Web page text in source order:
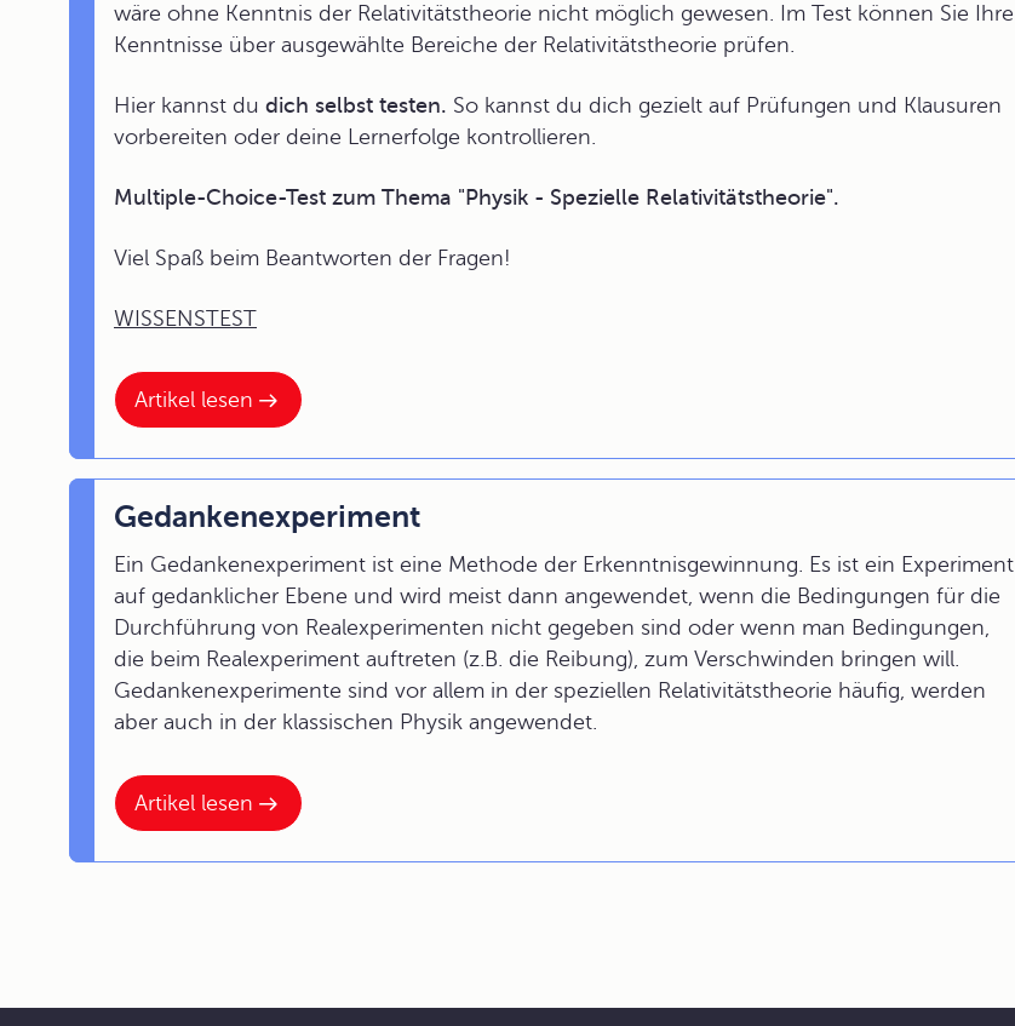
Artikel lesen
wäre ohne Kenntnis der Relativitätstheorie nicht möglich gewesen. Im Test können Sie Ihre
Kenntnisse über ausgewählte Bereiche der Relativitätstheorie prüfen.
Hier kannst du dich selbst testen. So kannst du dich gezielt auf Prüfungen und Klausuren
vorbereiten oder deine Lernerfolge kontrollieren.
Multiple-Choice-Test zum Thema "Physik - Spezielle Relativitätstheorie".
Viel Spaß beim Beantworten der Fragen!
WISSENSTEST
Artikel lesen
Gedankenexperiment
Ein Gedankenexperiment ist eine Methode der Erkenntnisgewinnung. Es ist ein Experiment
auf gedanklicher Ebene und wird meist dann angewendet, wenn die Bedingungen für die
Durchführung von Realexperimenten nicht gegeben sind oder wenn man Bedingungen,
die beim Realexperiment auftreten (z.B. die Reibung), zum Verschwinden bringen will.
Gedankenexperimente sind vor allem in der speziellen Relativitätstheorie häufig, werden
aber auch in der klassischen Physik angewendet.